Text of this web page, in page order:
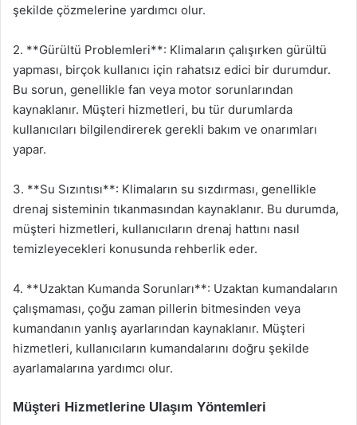
şekilde çözmelerine yardımcı olur.
2. **Gürültü Problemleri**: Klimaların çalışırken gürültü
yapması, birçok kullanıcı için rahatsız edici bir durumdur.
Bu sorun, genellikle fan veya motor sorunlarından
kaynaklanır. Müşteri hizmetleri, bu tür durumlarda
kullanıcıları bilgilendirerek gerekli bakım ve onarımları
yapar.
3. **Su Sızıntısı**: Klimaların su sızdırması, genellikle
drenaj sisteminin tıkanmasından kaynaklanır. Bu durumda,
müşteri hizmetleri, kullanıcıların drenaj hattını nasıl
temizleyecekleri konusunda rehberlik eder.
4. **Uzaktan Kumanda Sorunları**: Uzaktan kumandaların
çalışmaması, çoğu zaman pillerin bitmesinden veya
kumandanın yanlış ayarlarından kaynaklanır. Müşteri
hizmetleri, kullanıcıların kumandalarını doğru şekilde
ayarlamalarına yardımcı olur.
Müşteri Hizmetlerine Ulaşım Yöntemleri